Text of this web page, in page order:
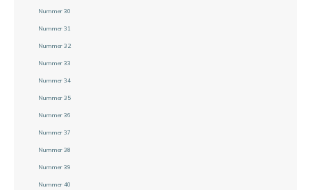
Nummer 30
Nummer 31
Nummer 32
Nummer 33
Nummer 34
Nummer 35
Nummer 36
Nummer 37
Nummer 38
Nummer 39
Nummer 40